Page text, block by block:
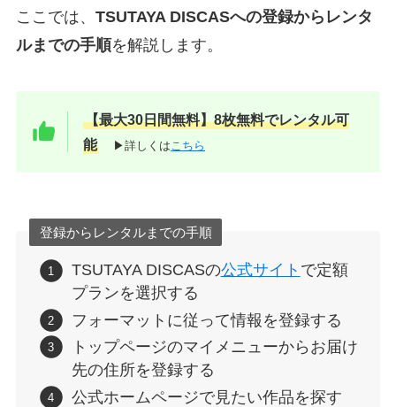
ここでは、 TSUTAYA DISCASへの登録からレンタ
ルまでの手順を解説します。
【最大30日間無料】8枚無料でレンタル可
能
▶詳しくはこちら
登録からレンタルまでの手順
TSUTAYA DISCASの公式サイト で定額
プランを選択する
フォーマットに従って情報を登録する
トップページのマイメニューからお届け
先の住所を登録する
公式ホームページで見たい作品を探す